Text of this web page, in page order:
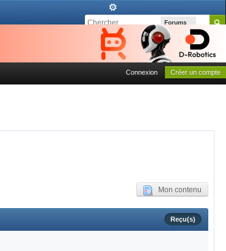
Forums
Connexion Créer un compte
Mon contenu
Reçu(s)